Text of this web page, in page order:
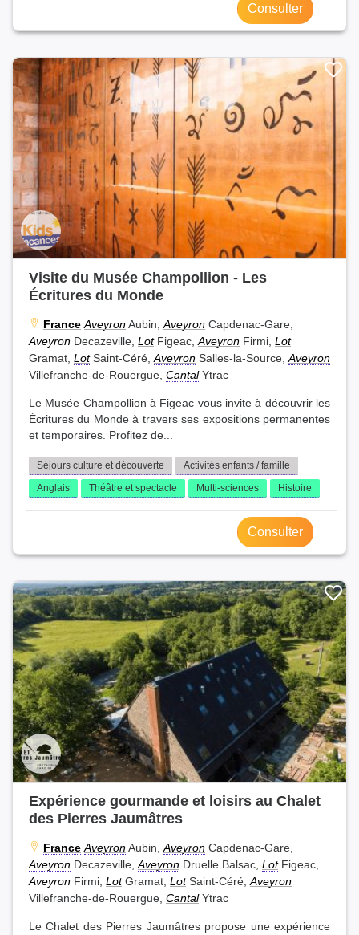
Consulter
Visite du Musée Champollion - Les
Écritures du Monde
France AveyronAubin, Aveyron Capdenac-Gare,
Aveyron Decazeville, LotFigeac, Aveyron Firmi, Lot
Gramat, LotSaint-Céré, Aveyron Salles-la-Source, Aveyron
Villefranche-de-Rouergue, CantalYtrac
Le Musée Champollion à Figeac vous invite à découvrir les
Écritures du Monde à travers ses expositions permanentes
et temporaires. Profitez de...
Séjours culture et découverte
Activités enfants / famille
Anglais
Théâtre et spectacle Multi-sciences Histoire
Consulter
Expérience gourmande et loisirs au Chalet
des Pierres Jaumâtres
France AveyronAubin, Aveyron Capdenac-Gare,
Aveyron Decazeville, Aveyron Druelle Balsac, LotFigeac,
Aveyron Firmi, LotGramat, LotSaint-Céré, Aveyron
Villefranche-de-Rouergue, CantalYtrac
Le Chalet des Pierres Jaumâtres propose une expérience